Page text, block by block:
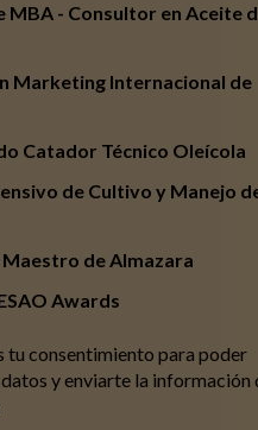
MBA - Consultor en Aceite
Marketing Internacional de
Catador Técnico Oleícola
de Cultivo y Manejo
Maestro de Almazara
Awards
tu consentimiento para poder
y enviarte la información